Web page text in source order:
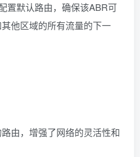
置默认路由，确保该ABR可
他区域的所有流量的下一
由，增强了网络的灵活性和